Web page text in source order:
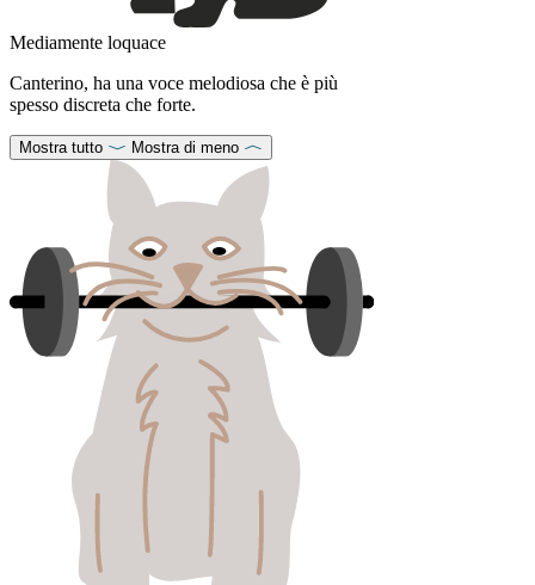
Mediamente loquace
Canterino, ha una voce melodiosa che è più
spesso discreta che forte.
Mostra tutto Mostra di meno